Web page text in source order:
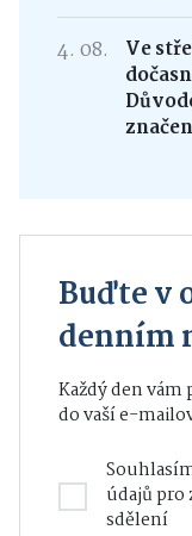
4. 08.
Ve
Buďte v
denním
Každý den
do vaší e-
údajůpro
sdělení